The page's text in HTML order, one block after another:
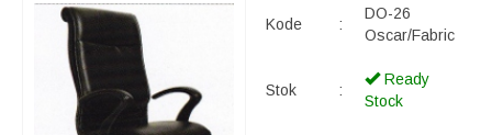
Kode :
DO-26
Oscar/Fabric
Stok :
Ready
Stock